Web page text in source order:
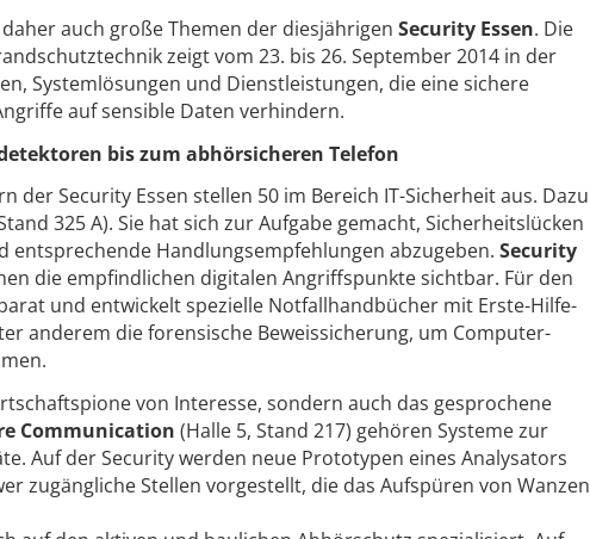
auch große Themen der diesjährigen Security Essen. Die
zeigt vom 23. bis 26. September 2014 in der
Systemlösungen und Dienstleistungen, die eine sichere
auf sensible Daten verhindern.
bis zum abhörsicheren Telefon
der Security Essen stellen 50 im Bereich IT-Sicherheit aus. Dazu
325 A). Sie hat sich zur Aufgabe gemacht, Sicherheitslücken
Handlungsempfehlungen abzugeben. Security
die empfindlichen digitalen Angriffspunkte sichtbar. Für den
und entwickelt spezielle Notfallhandbücher mit Erste-Hilfe-
anderem die forensische Beweissicherung, um Computer-
von Interesse, sondern auch das gesprochene
Communication (Halle 5, Stand 217) gehören Systeme zur
Auf der Security werden neue Prototypen eines Analysators
zugängliche Stellen vorgestellt, die das Aufspüren von Wanzen